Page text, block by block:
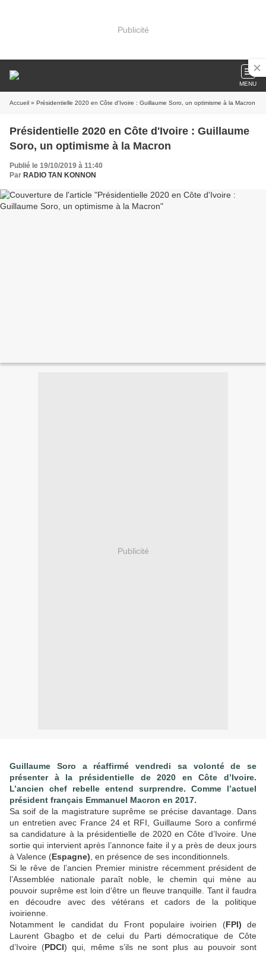
Publicité
MENU
Accueil » Présidentielle 2020 en Côte d'Ivoire : Guillaume Soro, un optimisme à la Macron
Présidentielle 2020 en Côte d'Ivoire : Guillaume
Soro, un optimisme à la Macron
Publié le 19/10/2019 à 11:40
Par RADIO TAN KONNON
Publicité
Guillaume Soro a réaffirmé vendredi sa volonté de se
présenter à la présidentielle de 2020 en Côte d’Ivoire.
L’ancien chef rebelle entend surprendre. Comme l’actuel
président français Emmanuel Macron en 2017.
Sa soif de la magistrature suprême se précise davantage. Dans
un entretien avec France 24 et RFI, Guillaume Soro a confirmé
sa candidature à la présidentielle de 2020 en Côte d’Ivoire. Une
sortie qui intervient après l’annonce faite il y a près de deux jours
à Valence (Espagne) , en présence de ses inconditionnels.
Si le rêve de l’ancien Premier ministre récemment président de
l’Assemblée nationale paraît noble, le chemin qui mène au
pouvoir suprême est loin d‘être un fleuve tranquille. Tant il faudra
en découdre avec des vétérans et cadors de la politique
ivoirienne.
Notamment le candidat du Front populaire ivoirien (FPI) de
Laurent Gbagbo et de celui du Parti démocratique de Côte
d’Ivoire (PDCI) qui, même s’ils ne sont plus au pouvoir sont